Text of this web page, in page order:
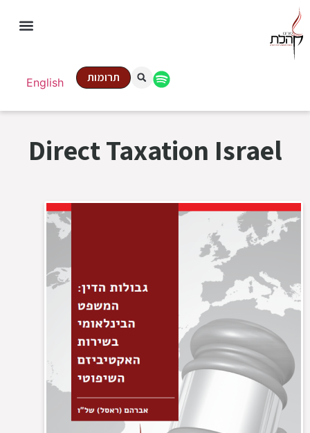
English תרומות
Direct Taxation Israel